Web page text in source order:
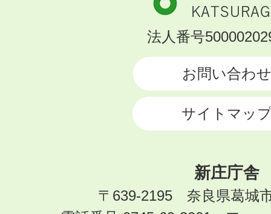
市
KATSURAGI
法人番号
お問い合わせ
サイトマッ
新庄庁舎
〒639-2195 奈良県葛城